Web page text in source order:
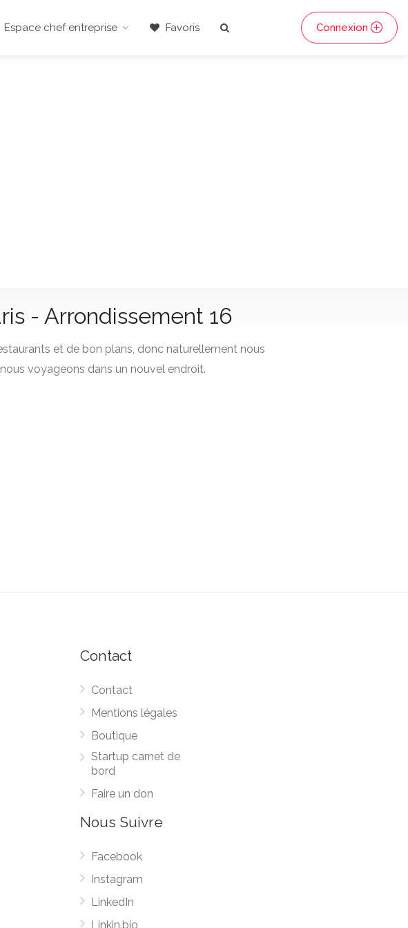
Espace chef entreprise Favoris Connexion
- Arrondissement 16
et de bon plans, donc naturellement nous
voyageons dans un nouvel endroit.
Contact
Contact
Mentions légales
Boutique
Startup carnet de
bord
Faire un don
Nous Suivre
Facebook
Instagram
LinkedIn
Linkin.bio